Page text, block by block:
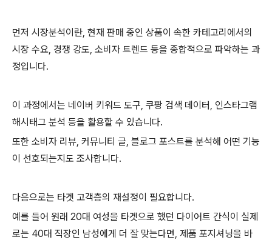
먼저 시장분석이란, 현재 판매 중인 상품이 속한 카테고리에서의
시장 수요, 경쟁 강도, 소비자 트렌드 등을 종합적으로 파악하는 과
정입니다.
이 과정에서는 네이버 키워드 도구, 쿠팡 검색 데이터, 인스타그램
해시태그 분석 등을 활용할 수 있습니다.
또한 소비자 리뷰, 커뮤니티 글, 블로그 포스트를 분석해 어떤 기능
이 선호되는지도 조사합니다.
다음으로는 타겟 고객층의 재설정이 필요합니다.
예를 들어 원래 20대 여성을 타겟으로 했던 다이어트 간식이 실제
로는 40대 직장인 남성에게 더 잘 맞는다면, 제품 포지셔닝을 바